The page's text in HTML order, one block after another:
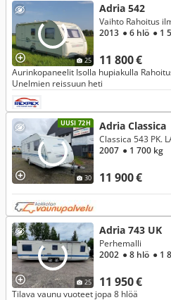
25
Adria 542
11 800 €
Vaihto Rahoitus
2013 ● 6 hlö ● 1
Aurinkopaneelit Isolla hupiakulla
Unelmien reissuun heti
UUSI 72H
30
Adria Classica
11 900 €
2007 ● 1 700 kg
25
Adria 743 UK
11 950 €
Perhemalli
2002 ● 8 hlö ● 1
Tilava vaunu vuoteet jopa 8 hlöä